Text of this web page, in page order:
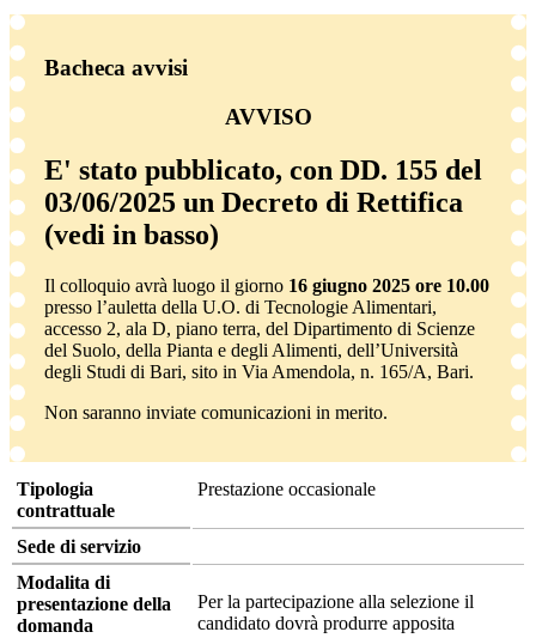
Bacheca avvisi
AVVISO
E' stato pubblicato, con DD. 155 del
03/06/2025 un Decreto di Rettifica
(vedi in basso)
Il colloquio avrà luogo il giorno 16 giugno 2025 ore 10.00
presso l’auletta della U.O. di Tecnologie Alimentari,
accesso 2, ala D, piano terra, del Dipartimento di Scienze
del Suolo, della Pianta e degli Alimenti, dell’Università
degli Studi di Bari, sito in Via Amendola, n. 165/A, Bari.
Non saranno inviate comunicazioni in merito.
Tipologia
contrattuale
Prestazione occasionale
Sede di servizio
Modalita di
presentazione della
domanda
Per la partecipazione alla selezione il
candidato dovrà produrre apposita